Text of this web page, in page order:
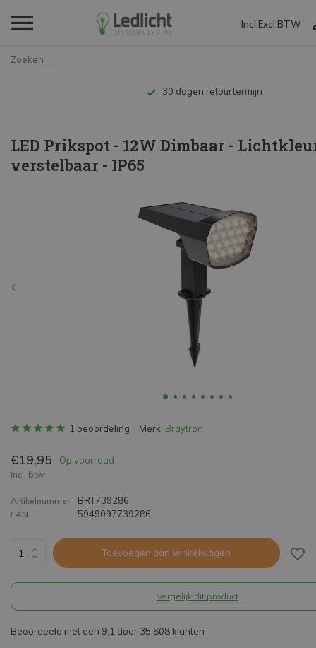
Incl. Excl. BTW
Tot 10 jaar garantie
LED Prikspot - 12W Dimbaar -
verstelbaar - IP65
1 beoordeling Merk: Braytron
€19,95 Op voorraad
Incl. btw
Artikelnummer BRT739286
EAN 5949097739286
Toevoegen aan winkelwagen
Vergelijk dit product
Beoordeeld met een 9,1 door 35.808 klanten